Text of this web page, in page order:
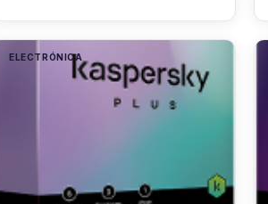
ELECTRÓNICA